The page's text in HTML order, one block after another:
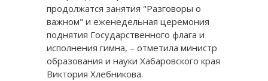
продолжатся занятия "Разговоры о
важном" и еженедельная церемония
поднятия Государственного флага и
исполнения гимна, – отметила министр
образования и науки Хабаровского края
Виктория Хлебникова.